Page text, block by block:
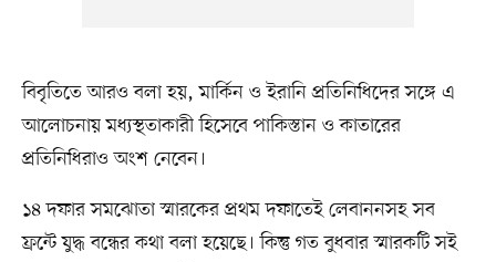
বিবৃতিতে আরও বলা হয়, মার্কিন ও ইরানি প্রতিনিধিদের সঙ্গে এ
আলোচনায় মধ্যস্থতাকারী হিসেবে পাকিস্তান ও কাতারের
প্রতিনিধিরাও অংশ নেবেন।
১৪ দফার সমঝোতা স্মারকের প্রথম দফাতেই লেবাননসহ সব
ফ্রন্টে যুদ্ধ বন্ধের কথা বলা হয়েছে। কিন্তু গত বুধবার স্মারকটি সই